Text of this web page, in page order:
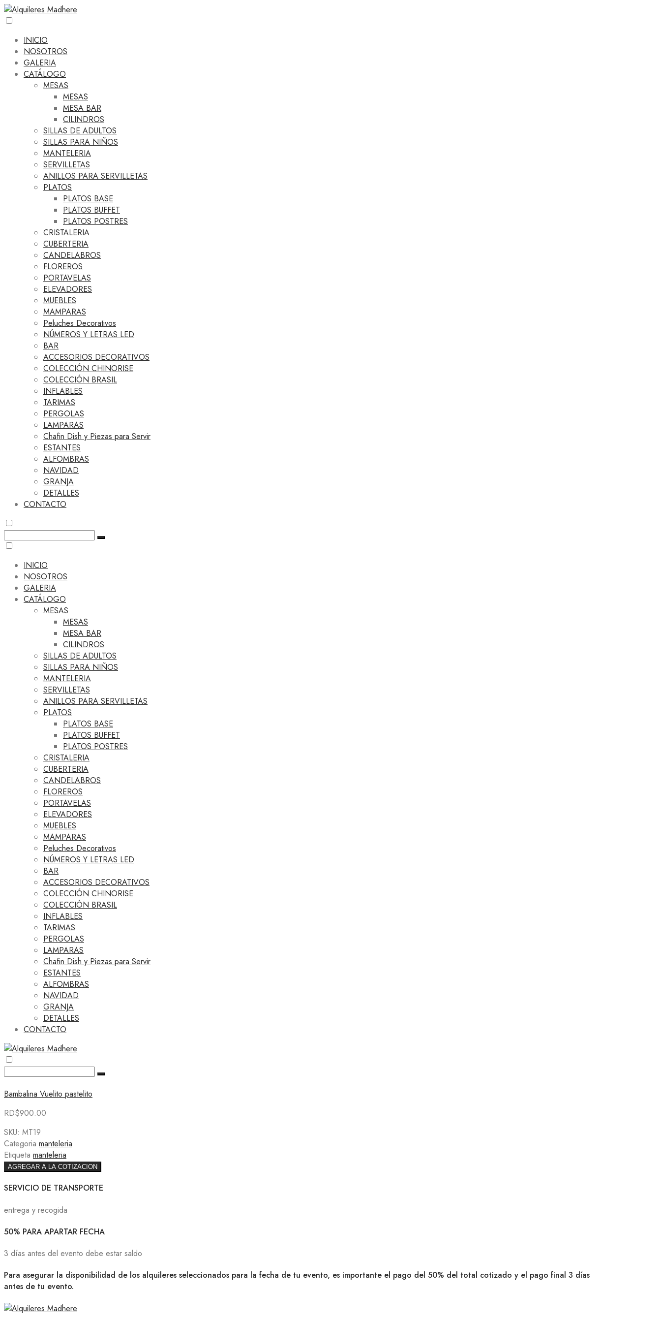
INICIO
NOSOTROS
GALERIA
CATÁLOGO
MESAS
MESAS
MESA BAR
CILINDROS
SILLAS DE ADULTOS
SILLAS PARA NIÑOS
MANTELERIA
SERVILLETAS
ANILLOS PARA SERVILLETAS
PLATOS
PLATOS BASE
PLATOS BUFFET
PLATOS POSTRES
CRISTALERIA
CUBERTERIA
CANDELABROS
FLOREROS
PORTAVELAS
ELEVADORES
MUEBLES
MAMPARAS
Peluches Decorativos
NÚMEROS Y LETRAS LED
BAR
ACCESORIOS DECORATIVOS
COLECCIÓN CHINORISE
COLECCIÓN BRASIL
INFLABLES
TARIMAS
PERGOLAS
LAMPARAS
Chafin Dish y Piezas para Servir
ESTANTES
ALFOMBRAS
NAVIDAD
GRANJA
DETALLES
CONTACTO
INICIO
NOSOTROS
GALERIA
CATÁLOGO
MESAS
MESAS
MESA BAR
CILINDROS
SILLAS DE ADULTOS
SILLAS PARA NIÑOS
MANTELERIA
SERVILLETAS
ANILLOS PARA SERVILLETAS
PLATOS
PLATOS BASE
PLATOS BUFFET
PLATOS POSTRES
CRISTALERIA
CUBERTERIA
CANDELABROS
FLOREROS
PORTAVELAS
ELEVADORES
MUEBLES
MAMPARAS
Peluches Decorativos
NÚMEROS Y LETRAS LED
BAR
ACCESORIOS DECORATIVOS
COLECCIÓN CHINORISE
COLECCIÓN BRASIL
INFLABLES
TARIMAS
PERGOLAS
LAMPARAS
Chafin Dish y Piezas para Servir
ESTANTES
ALFOMBRAS
NAVIDAD
GRANJA
DETALLES
CONTACTO
Bambalina Vuelito pastelito
RD$900.00
SKU: MT19
Categoria manteleria
Etiqueta manteleria
AGREGAR A LA COTIZACION
SERVICIO DE TRANSPORTE
entrega y recogida
50% PARA APARTAR FECHA
3 días antes del evento debe estar saldo
Para asegurar la disponibilidad de los alquileres seleccionados para la fecha de tu evento, es importante el pago del 50% del total cotizado y el pago final 3 días
antes de tu evento.